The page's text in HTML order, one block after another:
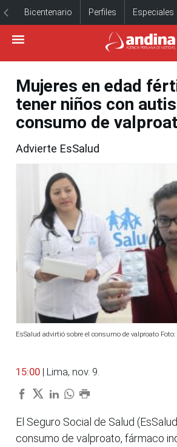
Bicentenario Perfiles Especiales
Mujeres en edad
tener niños con
consumo de
Advierte EsSalud
EsSalud advirtió sobre el consumo de valproato
15:00 | Lima, nov. 9.
El Seguro Social de Salud
consumo de valproato, fármaco